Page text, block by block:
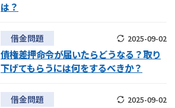
は？
借金問題 2025-09-02
債権差押命令が届いたらどうなる？取り
下げてもらうには何をするべきか？
借金問題 2025-09-02